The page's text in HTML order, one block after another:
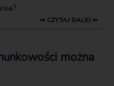
⇒ CZYTAJ DALEJ ⇐
można